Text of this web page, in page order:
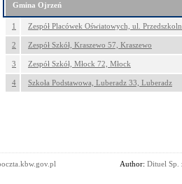
Gmina Ojrzeń
1 Zespół Placówek Oświatowych, ul.
2 Zespół Szkół, Kraszewo 57, Kraszewo
3 Zespół Szkół, Młock 72, Młock
4 Szkoła Podstawowa, Luberadz 33, Luberadz
Author: Dituel Sp.